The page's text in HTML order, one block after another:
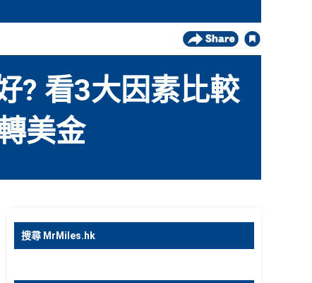
? 看3大因素比較
美金
搜尋 MrMiles.hk